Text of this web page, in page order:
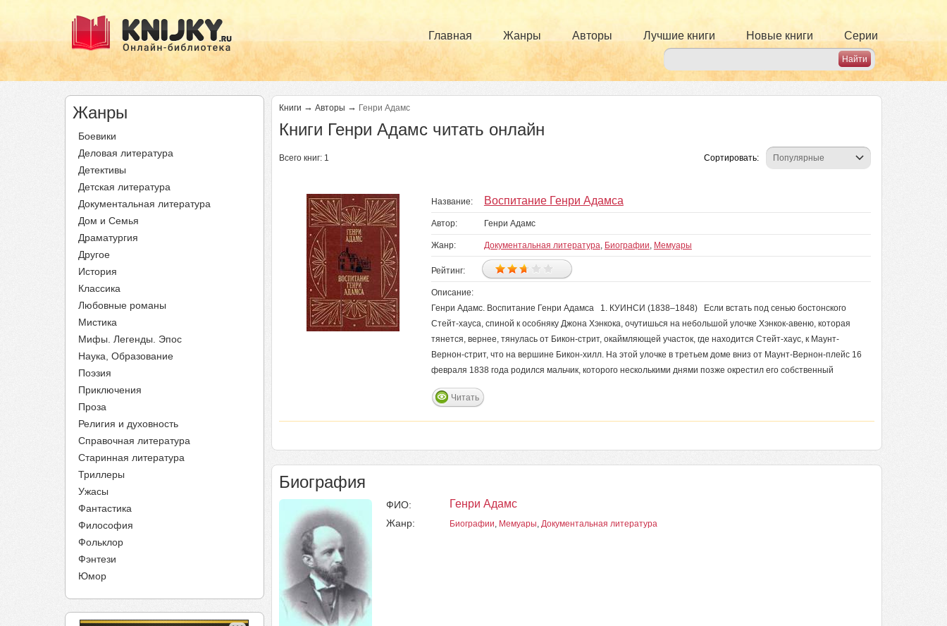
Главная Жанры Авторы Лучшие книги Новые книги Серии
Жанры
Боевики
Деловая литература
Детективы
Детская литература
Документальная литература
Дом и Семья
Драматургия
Другое
История
Классика
Любовные романы
Мистика
Мифы. Легенды. Эпос
Наука, Образование
Поэзия
Приключения
Проза
Религия и духовность
Справочная литература
Старинная литература
Триллеры
Ужасы
Фантастика
Философия
Фольклор
Фэнтези
Юмор
Книги → Авторы → Генри Адамс
Книги Генри Адамс читать онлайн
Всего книг: 1 Сортировать:
Название: Воспитание Генри Адамса
Автор: Генри Адамс
Жанр: Документальная литература, Биографии, Мемуары
Рейтинг:
Описание:
Генри Адамс. Воспитание Генри Адамса 1. КУИНСИ (1838–1848) Если встать под сенью бостонского
Стейт-хауса, спиной к особняку Джона Хэнкока, очутишься на небольшой улочке Хэнкок-авеню, которая
тянется, вернее, тянулась от Бикон-стрит, окаймляющей участок, где находится Стейт-хаус, к Маунт-
Вернон-стрит, что на вершине Бикон-хилл. На этой улочке в третьем доме вниз от Маунт-Вернон-плейс 16
февраля 1838 года родился мальчик, которого несколькими днями позже окрестил его собственный
Читать
Биография
ФИО: Генри Адамс
Жанр: Биографии, Мемуары, Документальная литература